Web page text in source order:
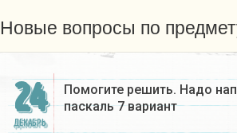
Новые вопросы по
24
ДЕКАБРЬ
Помогите решить. Надо
паскаль 7 вариант